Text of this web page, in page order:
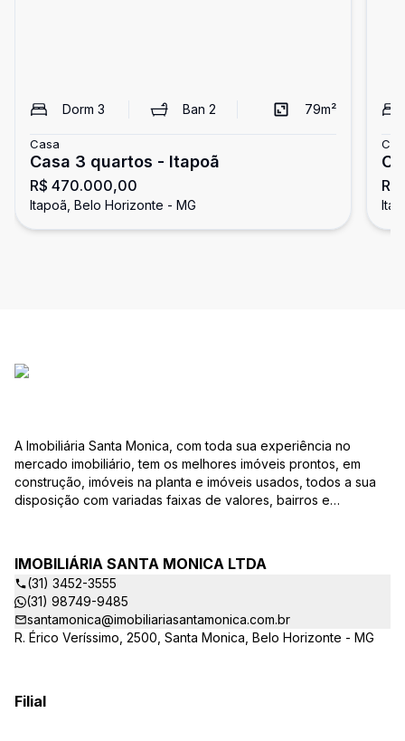
Dorm 3 Ban2 79m²
Casa
Casa 3 quartos - Itapoã
R$ 470.000,00
Itapoã, Belo Horizonte - MG
A Imobiliária Santa Monica, com toda sua experiência no
mercado imobiliário, tem os melhores imóveis prontos, em
construção, imóveis na planta e imóveis usados, todos a sua
disposição com variadas faixas de valores, bairros e
ao CRECI-EE – estarão sempre prontos para responder-lhe
todas as suas dúvidas sobre casas, apartamentos, terrenos,
salas comerciais e outros produtos imobiliários. Quais
vantagens que a Imobiliária Santa Monica lhe proporciona?
Parcerias com várias construtoras da sua cidade;
Acompanhamento e encaminhamento do financiamento
principais portais de imóveis; Análise da capacidade de
IMOBILIÁRIA SANTA MONICA LTDA
(31) 3452-3555
(31) 98749-9485
santamonica@imobiliariasantamonica.com.br
R. Érico Veríssimo, 2500, Santa Monica, Belo Horizonte - MG
Filial